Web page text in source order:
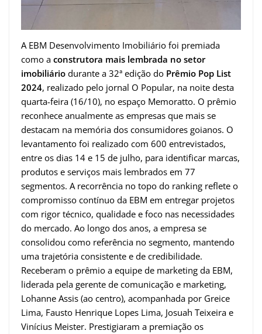
A EBM Desenvolvimento Imobiliário foi premiada
como a construtora mais lembrada no setor
imobiliário durante a 32ª edição do Prêmio Pop List
2024, realizado pelo jornal O Popular, na noite desta
quarta-feira (16/10), no espaço Memoratto. O prêmio
reconhece anualmente as empresas que mais se
destacam na memória dos consumidores goianos. O
levantamento foi realizado com 600 entrevistados,
entre os dias 14 e 15 de julho, para identificar marcas,
produtos e serviços mais lembrados em 77
segmentos. A recorrência no topo do ranking reflete o
compromisso contínuo da EBM em entregar projetos
com rigor técnico, qualidade e foco nas necessidades
do mercado. Ao longo dos anos, a empresa se
consolidou como referência no segmento, mantendo
uma trajetória consistente e de credibilidade.
Receberam o prêmio a equipe de marketing da EBM,
liderada pela gerente de comunicação e marketing,
Lohanne Assis (ao centro), acompanhada por Greice
Lima, Fausto Henrique Lopes Lima, Josuah Teixeira e
Vinícius Meister. Prestigiaram a premiação os